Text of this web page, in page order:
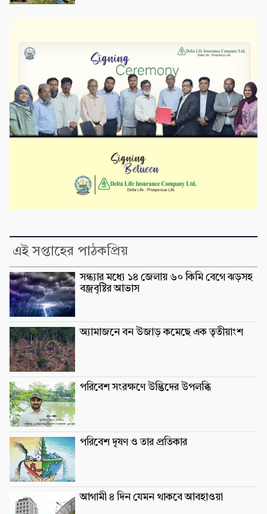
এই সপ্তাহের পাঠকপ্রিয়
সন্ধ্যার মধ্যে ১৪ জেলায় ৬০ কিমি বেগে ঝড়সহ
বজ্রবৃষ্টির আভাস
অ্যামাজনে বন উজাড় কমেছে এক তৃতীয়াংশ
পরিবেশ সংরক্ষণে উদ্ভিদের উপলব্ধি
পরিবেশ দূষণ ও তার প্রতিকার
আগামী ৪ দিন যেমন থাকবে আবহাওয়া